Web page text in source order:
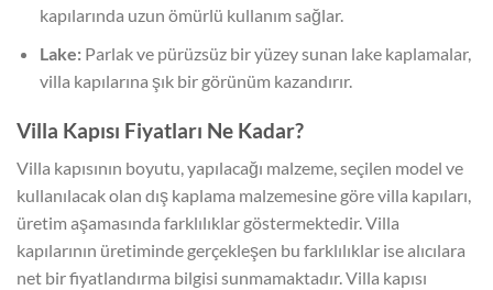
kapılarında uzun ömürlü kullanım sağlar.
Lake:Parlak ve pürüzsüz bir yüzey sunan lake kaplamalar,
villa kapılarına şık bir görünüm kazandırır.
Villa Kapısı Fiyatları Ne Kadar?
Villa kapısının boyutu, yapılacağı malzeme, seçilen model ve
kullanılacak olan dış kaplama malzemesine göre villa kapıları,
üretim aşamasında farklılıklar göstermektedir. Villa
kapılarının üretiminde gerçekleşen bu farklılıklar ise alıcılara
net bir fiyatlandırma bilgisi sunmamaktadır. Villa kapısı